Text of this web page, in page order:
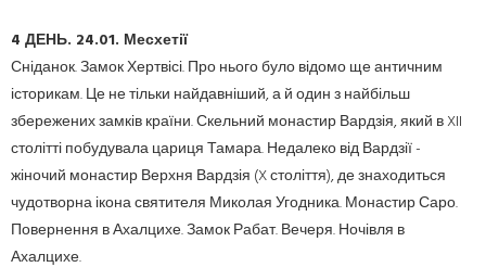
4 ДЕНЬ. 24.01. Месхетії
Сніданок.Замок Хертвісі.Про нього було відомо ще античним
історикам.Це не тільки найдавніший, а й один з найбільш
збережених замків країни.Скельний монастир Вардзія, який в XII
столітті побудувала цариця Тамара.Недалеко від Вардзії -
жіночий монастир Верхня Вардзія (X століття), де знаходиться
чудотворна ікона святителя Миколая Угодника.Монастир Саро.
Повернення в Ахалцихе.Замок Рабат.Вечеря.Ночівля в
Ахалцихе.